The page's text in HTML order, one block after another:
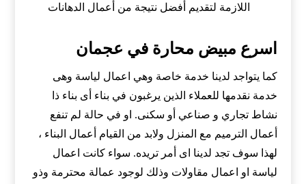
اللازمة لتقديم أفضل نتيجة من أعمال الدهانات
اسرع مبيض محارة في عجمان
كما يتواجد لدينا خدمة خاصة وهي اعمال لياسة وهى
خدمة نقدمها للعملاء الذين يرغبون في بناء أى بناء ذا
نشاط تجاري و صناعي أو سكنى. او في حالة لم تنفع
أعمال الترميم مع المنزل ولابد من القيام أعمال البناء ،
لهذا سوف تجد لدينا اى أمر تريده. سواء كانت اعمال
لياسة او اعمال مقاولات وذلك لوجود عمالة محترمة وذو